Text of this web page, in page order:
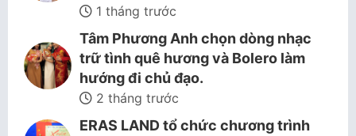
1 tháng trước
Tâm Phương Anh chọn dòng nhạc
trữ tình quê hương và Bolero làm
hướng đi chủ đạo.
2 tháng trước
ERAS LAND tổ chức chương trình